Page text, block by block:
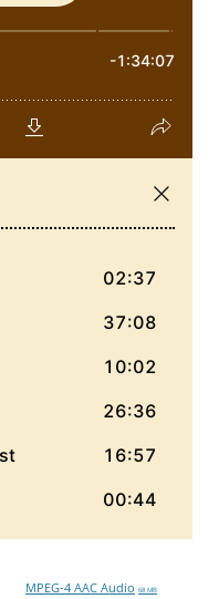
MPEG-4 AAC Audio 68 MB